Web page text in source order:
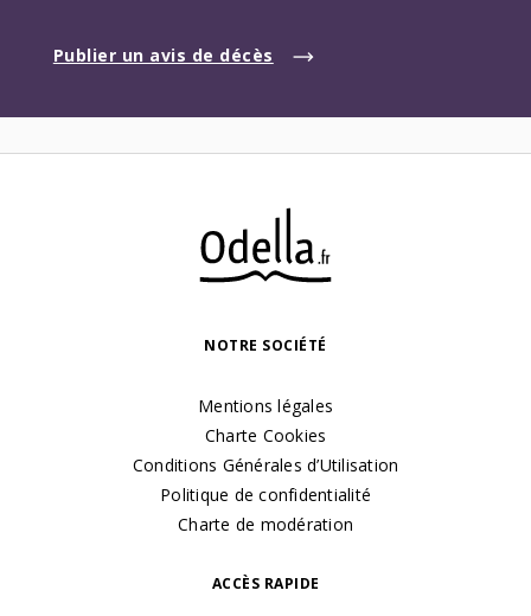
Publier un avis de décès
NOTRE SOCIÉTÉ
Mentions légales
Charte Cookies
Conditions Générales d’Utilisation
Politique de confidentialité
Charte de modération
ACCÈS RAPIDE